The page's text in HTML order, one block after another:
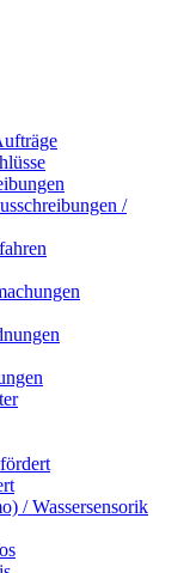
/
/ Wassersensorik